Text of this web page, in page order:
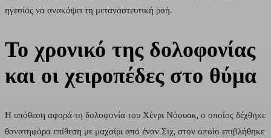
ηγεσίας να ανακόψει τη μεταναστευτική ροή.
Το χρονικό της δολοφονίας
και οι χειροπέδες στο θύμα
Η υπόθεση αφορά τη δολοφονία του Χένρι Νόουακ, ο οποίος δέχθηκε
θανατηφόρα επίθεση με μαχαίρι από έναν Σιχ, στον οποίο επιβλήθηκε